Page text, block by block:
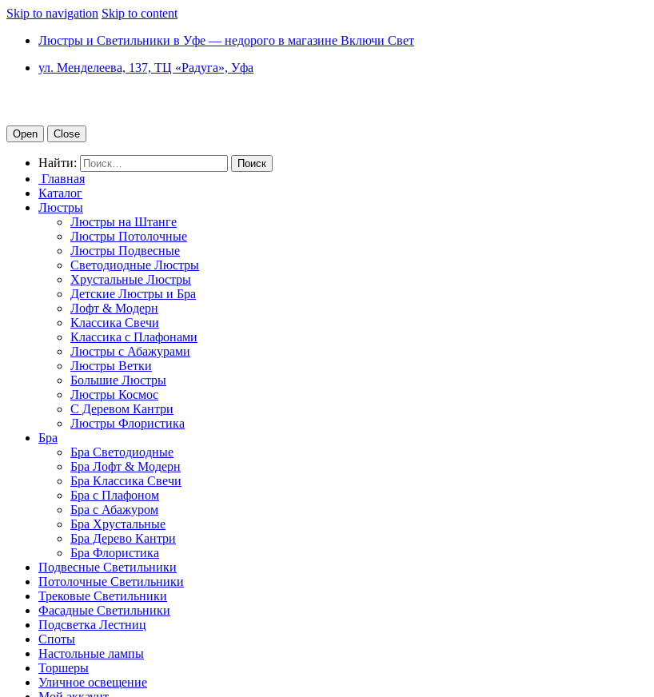
Skip to navigation Skip to content
Люстры и Светильники в Уфе — недорого в магазине Включи Свет
ул. Менделеева, 137, ТЦ «Радуга», Уфа
Open Close
Найти:
Главная
Каталог
Люстры
Люстры на Штанге
Люстры Потолочные
Люстры Подвесные
Светодиодные Люстры
Хрустальные Люстры
Детские Люстры и Бра
Лофт & Модерн
Классика Свечи
Классика с Плафонами
Люстры с Абажурами
Люстры Ветки
Большие Люстры
Люстры Космос
С Деревом Кантри
Люстры Флористика
Бра
Бра Светодиодные
Бра Лофт & Модерн
Бра Классика Свечи
Бра с Плафоном
Бра с Абажуром
Бра Хрустальные
Бра Дерево Кантри
Бра Флористика
Подвесные Светильники
Потолочные Светильники
Трековые Светильники
Фасадные Светильники
Подсветка Лестниц
Споты
Настольные лампы
Торшеры
Уличное освещение